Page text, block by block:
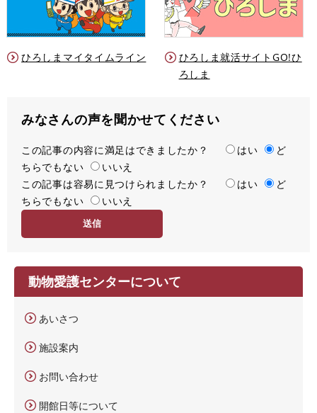
ひろしまマイタイムライン
ひろしま就活サイトGO!ひ
ろしま
みなさんの声を聞かせてください
満
足
度
この記事の内容に満足はできましたか？ はい
ど
ちらでもない
いいえ
容
易
この記事は容易に見つけられましたか？ はい
ど
ちらでもない
いいえ
動物愛護センターについて
あいさつ
施設案内
お問い合わせ
開館日等について